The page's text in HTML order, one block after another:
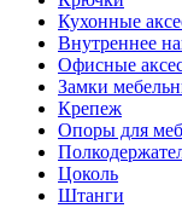
Кухонные
Внутреннее
Офисные
Замки
Крепеж
Опоры для
Цоколь
Штанги